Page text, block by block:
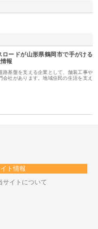
ードが山形県鶴岡市で手がける
報
路基盤を支える企業として、舗装工事や
会社があります。地域住民の生活を支え
ト情報
サイトについて